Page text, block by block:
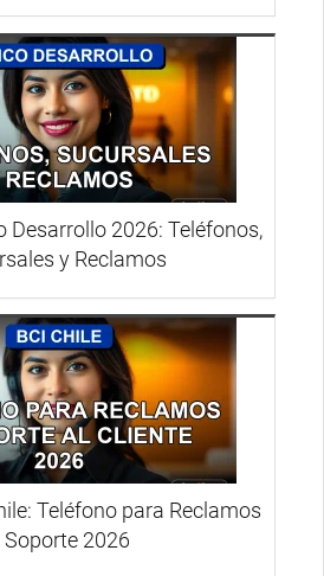
Desarrollo 2026: Teléfonos,
y Reclamos
Teléfono para Reclamos
Soporte 2026